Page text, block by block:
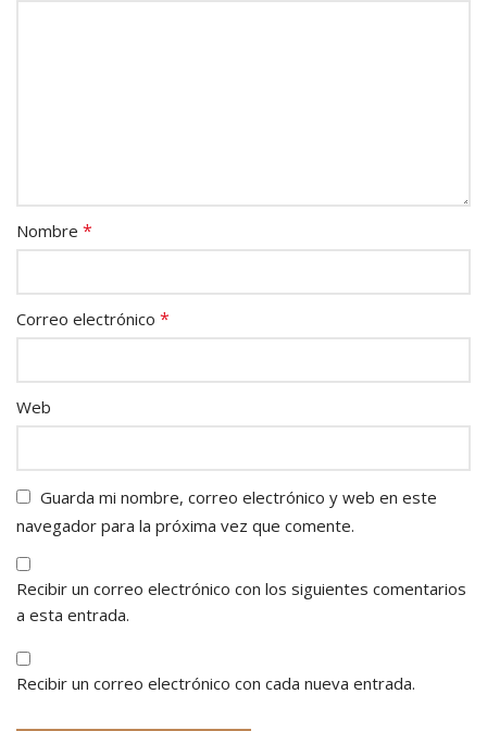
Nombre *
Correo electrónico *
Web
Guarda mi nombre, correo electrónico y web en este
navegador para la próxima vez que comente.
Recibir un correo electrónico con los siguientes comentarios
a esta entrada.
Recibir un correo electrónico con cada nueva entrada.